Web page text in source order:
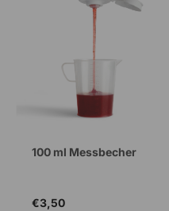
100 ml Messbecher
€3,50